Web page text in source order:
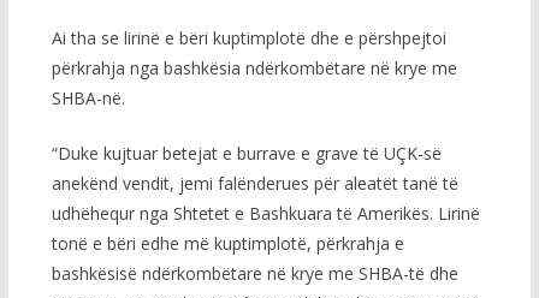
Ai tha se lirinë e bëri kuptimplotë dhe e përshpejtoi
përkrahja nga bashkësia ndërkombëtare në krye me
SHBA-në.
“Duke kujtuar betejat e burrave e grave të UÇK-së
anekënd vendit, jemi falënderues për aleatët tanë të
udhëhequr nga Shtetet e Bashkuara të Amerikës. Lirinë
tonë e bëri edhe më kuptimplotë, përkrahja e
bashkësisë ndërkombëtare në krye me SHBA-të dhe